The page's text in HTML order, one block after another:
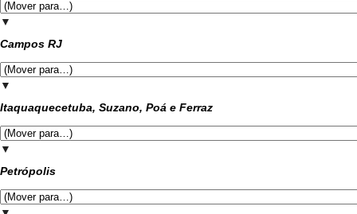
▼
Campos RJ
▼
Itaquaquecetuba, Suzano, Poá e Ferraz
▼
Petrópolis